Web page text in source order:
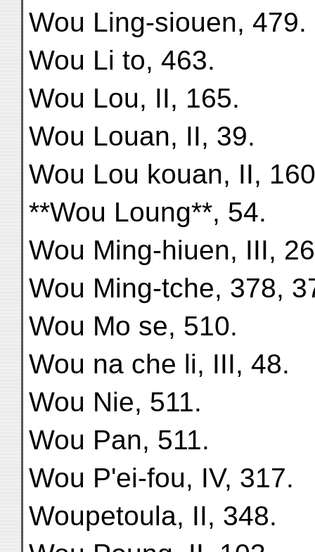
Wou Ling-siouen, 479.
Wou Li to, 463.
Wou Lou, II, 165.
Wou Louan, II, 39.
Wou Lou kouan, II,
**Wou Loung**, 54.
Wou Ming-hiuen, III,
Wou Ming-tche, 378,
Wou Mo se, 510.
Wou na che li, III, 48.
Wou Nie, 511.
Wou Pan, 511.
Wou P'ei-fou, IV, 317.
Woupetoula, II, 348.